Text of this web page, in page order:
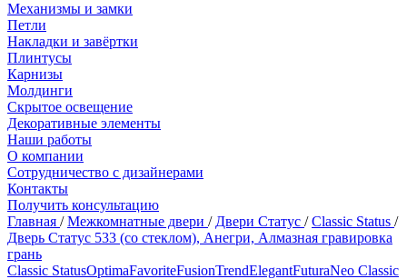
Механизмы и замки
Петли
Накладки и завёртки
Плинтусы
Карнизы
Молдинги
Скрытое освещение
Декоративные элементы
Наши работы
О компании
Сотрудничество с дизайнерами
Контакты
Получить консультацию
Главная /Межкомнатные двери / Двери Статус /Classic Status /
Дверь Статус 533 (со стеклом), Анегри, Алмазная гравировка
грань
Classic StatusOptimaFavoriteFusionTrendElegantFuturaNeo Classic